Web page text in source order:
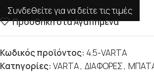
Συνδεθείτε για να δείτε τις τιμές
Προσθήκη στα Αγαπημένα
Κωδικός προϊόντος: 4.5-VARTA
Κατηγορίες: VARTA, ΔΙΑΦΟΡΕΣ,